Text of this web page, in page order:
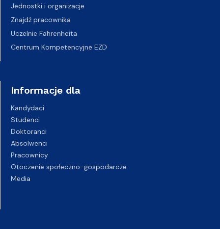
Jednostki i organizacje
Znajdź pracownika
Uczelnie Fahrenheita
Centrum Kompetencyjne EZD
Informacje dla
Kandydaci
Studenci
Doktoranci
Absolwenci
Pracownicy
Otoczenie społeczno-gospodarcze
Media